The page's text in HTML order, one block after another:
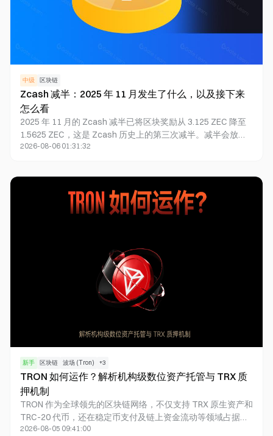
中级 区块链
Zcash 减半：2025 年 11 月发生了什么，以及接下来
怎么看
2025 年 11 月的 Zcash 减半已将区块奖励从 3.125 ZEC 降至
1.5625 ZEC，这是 Zcash 历史上的第三次减半。减半会放缓
新 ZEC 发行速度、强化稀缺性，并影响矿工盈利与市场供应
2026-08-06 01:31:32
新手 区块链 波场 (Tron) +3
TRON 如何运作？解析机构级数位资产托管与 TRX 质
押机制
TRON 作为全球领先的区块链网络，不仅支持 TRX 原生资产和
TRC-20 代币，还在稳定币支付及链上资金流动等领域占据着
重要地位。随着机构用户逐步进入数字资产市场，如何在安全
2026-08-05 09:41:00